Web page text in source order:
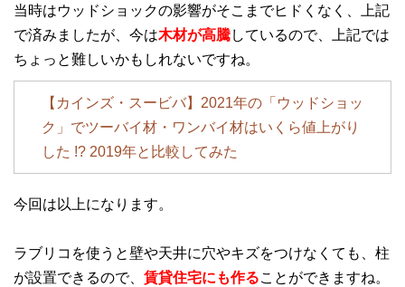
当時はウッドショックの影響がそこまでヒドくなく、上記
で済みましたが、今は木材が高騰しているので、上記では
ちょっと難しいかもしれないですね。
【カインズ・スービバ】2021年の「ウッドショッ
ク」でツーバイ材・ワンバイ材はいくら値上がり
した !? 2019年と比較してみた
今回は以上になります。
ラブリコを使うと壁や天井に穴やキズをつけなくても、柱
が設置できるので、 賃貸住宅にも作ることができますね。